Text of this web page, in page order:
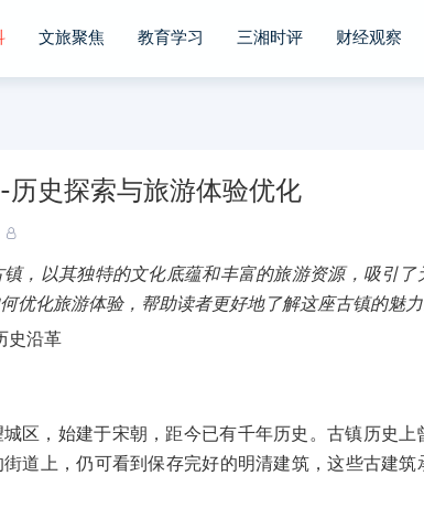
文旅聚焦 教育学习 三湘时评 财经观察
史探索与旅游体验优化
，以其独特的文化底蕴和丰富的旅游资源，吸引了
优化旅游体验，帮助读者更好地了解这座古镇的魅力
区，始建于宋朝，距今已有千年历史。古镇历史上
道上，仍可看到保存完好的明清建筑，这些古建筑